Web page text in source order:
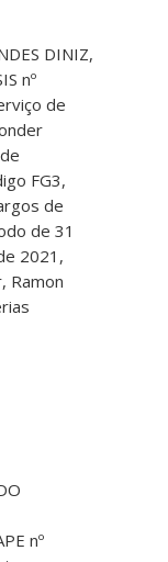
DINIZ,
nº
de
FG3,
de
de 31
2021,
Ramon
nº